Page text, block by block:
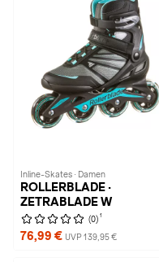
Inline-Skates · Damen
ROLLERBLADE ·
ZETRABLADE W
(0) 1
76,99 € UVP 139,95 €